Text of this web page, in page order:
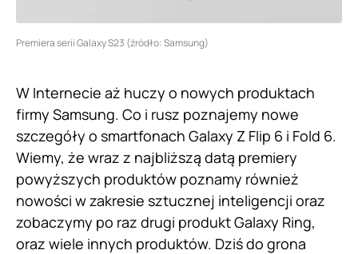
Premiera serii Galaxy S23 (źródło: Samsung)
W Internecie aż huczy o nowych produktach
firmy Samsung. Co i rusz poznajemy nowe
szczegóły o smartfonach Galaxy Z Flip 6 i Fold 6.
Wiemy, że wraz z najbliższą datą premiery
powyższych produktów poznamy również
nowości w zakresie sztucznej inteligencji oraz
zobaczymy po raz drugi produkt Galaxy Ring,
oraz wiele innych produktów. Dziś do grona